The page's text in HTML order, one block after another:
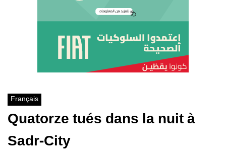
Français
Quatorze tués dans la nuit à
Sadr-City